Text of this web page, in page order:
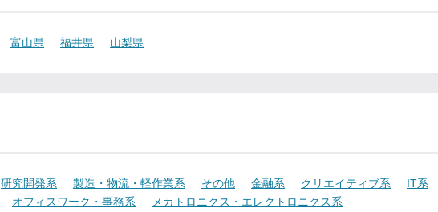
富山県 福井県 山梨県
研究開発系 製造・物流・軽作業系 その他 金融系 クリエイティブ系
IT系
オフィスワーク・事務系
メカトロニクス・エレクトロニクス系